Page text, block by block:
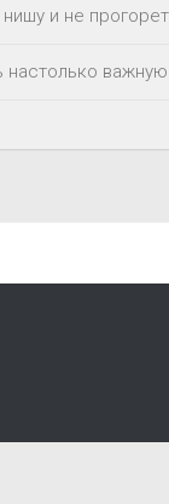
и не
настолько